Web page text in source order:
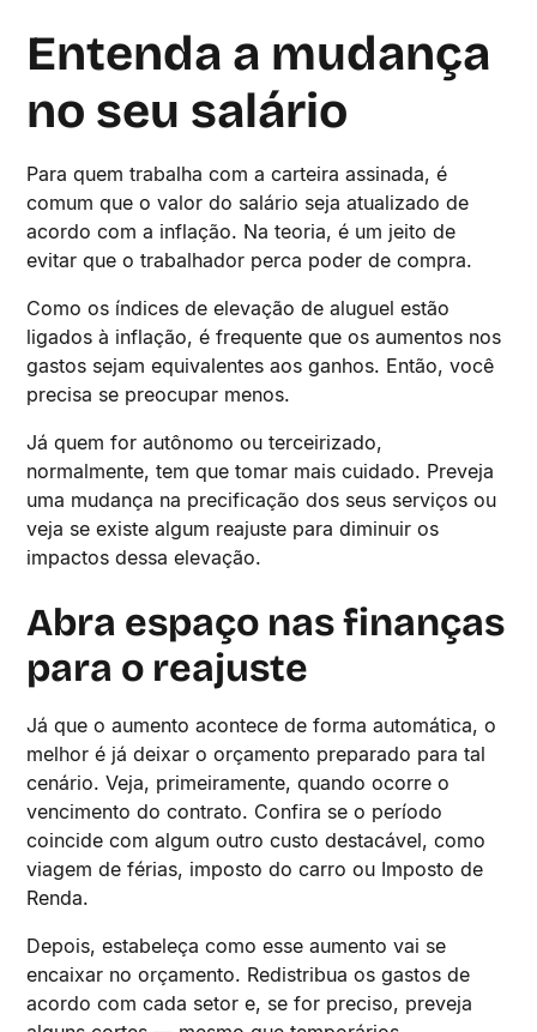
Entenda a mudança
no seu salário
Para quem trabalha com a carteira assinada, é
comum que o valor do salário seja atualizado de
acordo com a inflação. Na teoria, é um jeito de
evitar que o trabalhador perca poder de compra.
Como os índices de elevação de aluguel estão
ligados à inflação, é frequente que os aumentos nos
gastos sejam equivalentes aos ganhos. Então, você
precisa se preocupar menos.
Já quem for autônomo ou terceirizado,
normalmente, tem que tomar mais cuidado. Preveja
uma mudança na precificação dos seus serviços ou
veja se existe algum reajuste para diminuir os
impactos dessa elevação.
Abra espaço nas finanças
para o reajuste
Já que o aumento acontece de forma automática, o
melhor é já deixar o orçamento preparado para tal
cenário. Veja, primeiramente, quando ocorre o
vencimento do contrato. Confira se o período
coincide com algum outro custo destacável, como
viagem de férias, imposto do carro ou Imposto de
Renda.
Depois, estabeleça como esse aumento vai se
encaixar no orçamento. Redistribua os gastos de
acordo com cada setor e, se for preciso, preveja